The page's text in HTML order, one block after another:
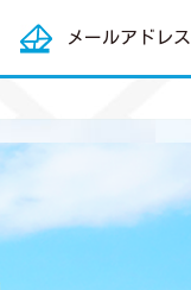
メールアドレス